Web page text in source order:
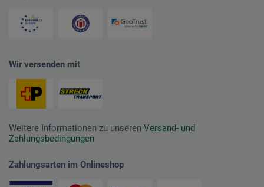
Wir versenden mit
Weitere Informationen zu unseren Versand- und
Zahlungsbedingungen
Zahlungsarten im Onlineshop